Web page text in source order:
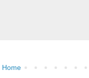
Home